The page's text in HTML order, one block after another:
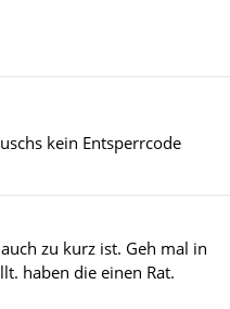
kein Entsperrcode
zu kurz ist. Geh mal in
haben die einen Rat.